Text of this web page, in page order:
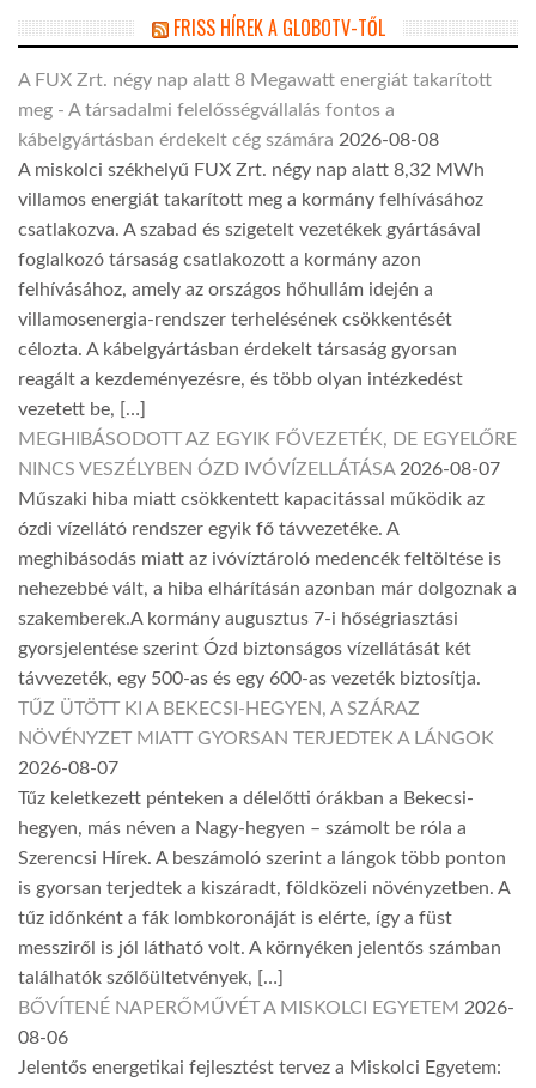
FRISS HÍREK A GLOBOTV-TŐL
A FUX Zrt. négy nap alatt 8 Megawatt energiát takarított
meg - A társadalmi felelősségvállalás fontos a
kábelgyártásban érdekelt cég számára 2026-08-08
A miskolci székhelyű FUX Zrt. négy nap alatt 8,32 MWh
villamos energiát takarított meg a kormány felhívásához
csatlakozva. A szabad és szigetelt vezetékek gyártásával
foglalkozó társaság csatlakozott a kormány azon
felhívásához, amely az országos hőhullám idején a
villamosenergia-rendszer terhelésének csökkentését
célozta. A kábelgyártásban érdekelt társaság gyorsan
reagált a kezdeményezésre, és több olyan intézkedést
vezetett be, […]
MEGHIBÁSODOTT AZ EGYIK FŐVEZETÉK, DE EGYELŐRE
NINCS VESZÉLYBEN ÓZD IVÓVÍZELLÁTÁSA 2026-08-07
Műszaki hiba miatt csökkentett kapacitással működik az
ózdi vízellátó rendszer egyik fő távvezetéke. A
meghibásodás miatt az ivóvíztároló medencék feltöltése is
nehezebbé vált, a hiba elhárításán azonban már dolgoznak a
szakemberek.A kormány augusztus 7-i hőségriasztási
gyorsjelentése szerint Ózd biztonságos vízellátását két
távvezeték, egy 500-as és egy 600-as vezeték biztosítja.
TŰZ ÜTÖTT KI A BEKECSI-HEGYEN, A SZÁRAZ
NÖVÉNYZET MIATT GYORSAN TERJEDTEK A LÁNGOK
2026-08-07
Tűz keletkezett pénteken a délelőtti órákban a Bekecsi-
hegyen, más néven a Nagy-hegyen – számolt be róla a
Szerencsi Hírek. A beszámoló szerint a lángok több ponton
is gyorsan terjedtek a kiszáradt, földközeli növényzetben. A
tűz időnként a fák lombkoronáját is elérte, így a füst
messziről is jól látható volt. A környéken jelentős számban
találhatók szőlőültetvények, […]
BŐVÍTENÉ NAPERŐMŰVÉT A MISKOLCI EGYETEM 2026-
08-06
Jelentős energetikai fejlesztést tervez a Miskolci Egyetem: